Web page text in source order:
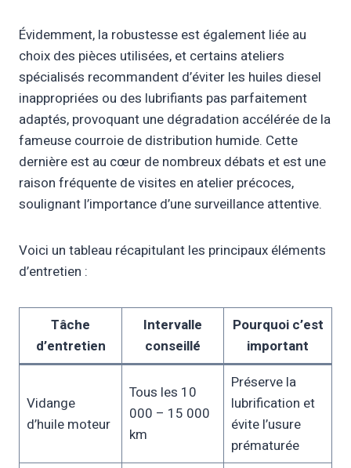
Évidemment, la robustesse est également liée au
choix des pièces utilisées, et certains ateliers
spécialisés recommandent d’éviter les huiles diesel
inappropriées ou des lubrifiants pas parfaitement
adaptés, provoquant une dégradation accélérée de la
fameuse courroie de distribution humide. Cette
dernière est au cœur de nombreux débats et est une
raison fréquente de visites en atelier précoces,
soulignant l’importance d’une surveillance attentive.
Voici un tableau récapitulant les principaux éléments
d’entretien :
Tâche
d’entretien
Intervalle
conseillé
Pourquoi c’est
important
Vidange
d’huile moteur
Tous les 10
000 – 15 000
km
Préserve la
lubrification et
évite l’usure
prématurée